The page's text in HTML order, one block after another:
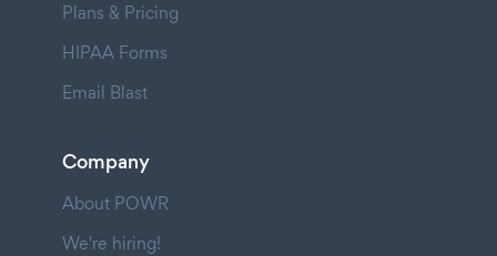
Plans & Pricing
HIPAA Forms
Email Blast
Company
About POWR
We're hiring!